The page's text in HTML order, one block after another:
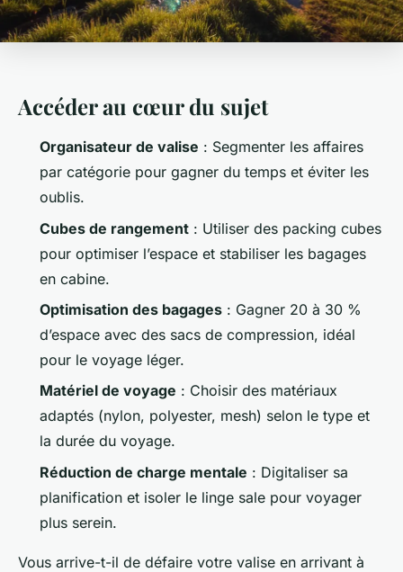
Accéder au cœur du sujet
Organisateur de valise : Segmenter les affaires
par catégorie pour gagner du temps et éviter les
oublis.
Cubes de rangement : Utiliser des packing cubes
pour optimiser l’espace et stabiliser les bagages
en cabine.
Optimisation des bagages : Gagner 20 à 30 %
d’espace avec des sacs de compression, idéal
pour le voyage léger.
Matériel de voyage : Choisir des matériaux
adaptés (nylon, polyester, mesh) selon le type et
la durée du voyage.
Réduction de charge mentale : Digitaliser sa
planification et isoler le linge sale pour voyager
plus serein.
Vous arrive-t-il de défaire votre valise en arrivant à